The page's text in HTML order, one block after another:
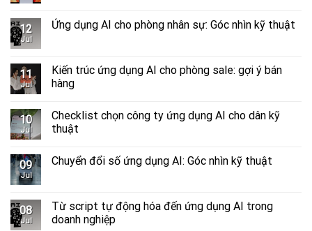
12
Jul
Ứng dụng AI cho phòng nhân sự: Góc nhìn kỹ thuật
11
Jul
Kiến trúc ứng dụng AI cho phòng sale: gợi ý bán
hàng
10
Jul
Checklist chọn công ty ứng dụng AI cho dân kỹ
thuật
09
Jul
Chuyển đổi số ứng dụng AI: Góc nhìn kỹ thuật
08
Jul
Từ script tự động hóa đến ứng dụng AI trong
doanh nghiệp